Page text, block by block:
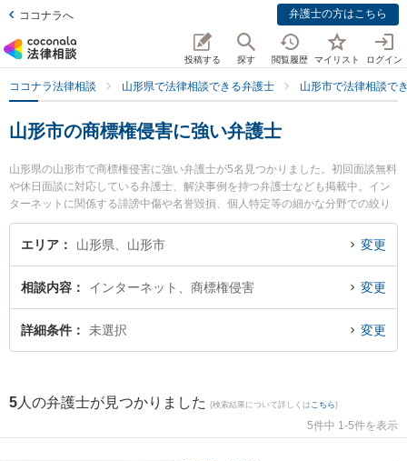
ココナラへ 弁護士の方はこちら
投稿する 探す 閲覧履歴 マイリスト ログイン
ココナラ法律相談 山形県で法律相談できる弁護士 山形市で法律相談で
山形市の商標権侵害に強い弁護士
山形県の山形市で商標権侵害に強い弁護士が5名見つかりました。初回面談無料
や休日面談に対応している弁護士、解決事例を持つ弁護士なども掲載中。イン
ターネットに関係する誹謗中傷や名誉毀損、個人特定等の細かな分野での絞り
込み検索もでき便利です。特に樹氷の森法律事務所の細江 大樹弁護士や及川法
律事務所の及川 善大弁護士、安孫子総合法律事務所の安孫子 英彦弁護士のプロ
権侵害のトラブル解決の実績豊富な近くの弁護士を検索したい』『初回相談無
料で商標権侵害を法律相談できる山形市内の弁護士に相談予約したい』などで
お困りの相談者さんにおすすめです。
エリア 山形県、山形市 変更
相談内容 インターネット、商標権侵害 変更
詳細条件 未選択 変更
5 人の弁護士が見つかりました (検索結果について詳しくは こちら)
5件中 1-5件を表示